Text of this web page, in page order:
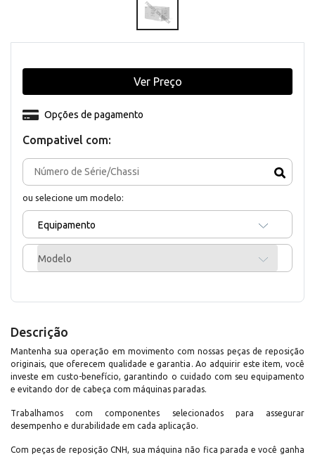
Compativel com:
ou selecione um modelo:
Equipamento
Modelo
Opções de pagamento
Ver Preço
Descrição
Mantenha sua operação em movimento com nossas peças de reposição
originais, que oferecem qualidade e garantia. Ao adquirir este item, você
investe em custo-benefício, garantindo o cuidado com seu equipamento
e evitando dor de cabeça com máquinas paradas.
Trabalhamos com componentes selecionados para assegurar
desempenho e durabilidade em cada aplicação.
Com peças de reposição CNH, sua máquina não fica parada e você ganha